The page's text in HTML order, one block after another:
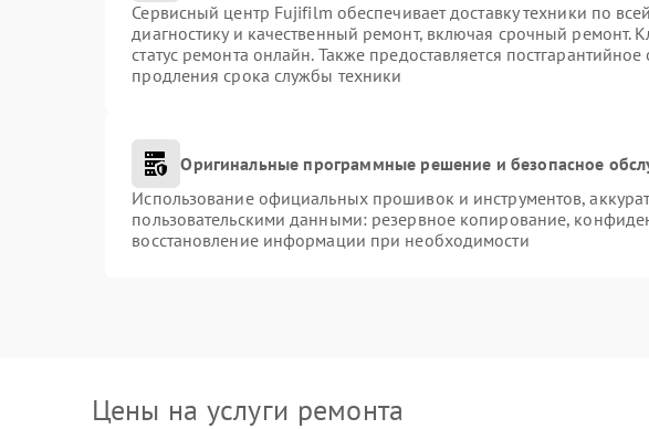
Сервисный центр Fujifilm обеспечивает доставку техники по
диагностику и качественный ремонт, включая срочный ремонт.
статус ремонта онлайн. Также предоставляется
продления срока службы техники
Оригинальные программные решение и безопасное
Использование официальных прошивок и инструментов,
пользовательскими данными: резервное копирование,
восстановление информации при необходимости
Цены на услуги ремонта